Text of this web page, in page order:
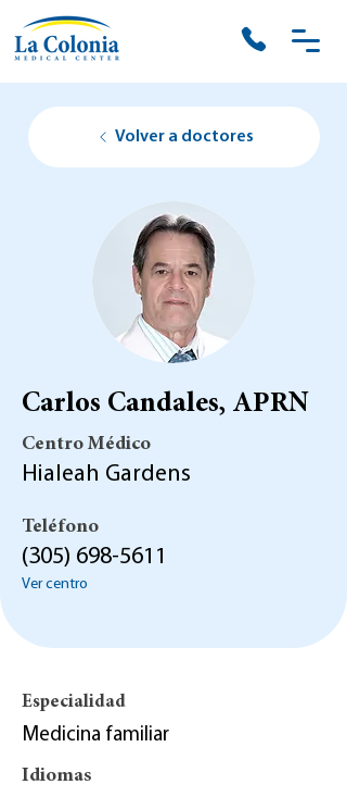
Volver a doctores
Carlos Candales, APRN
Centro Médico
Hialeah Gardens
Teléfono
(305) 698-5611
Ver centro
Especialidad
Medicina familiar
Idiomas